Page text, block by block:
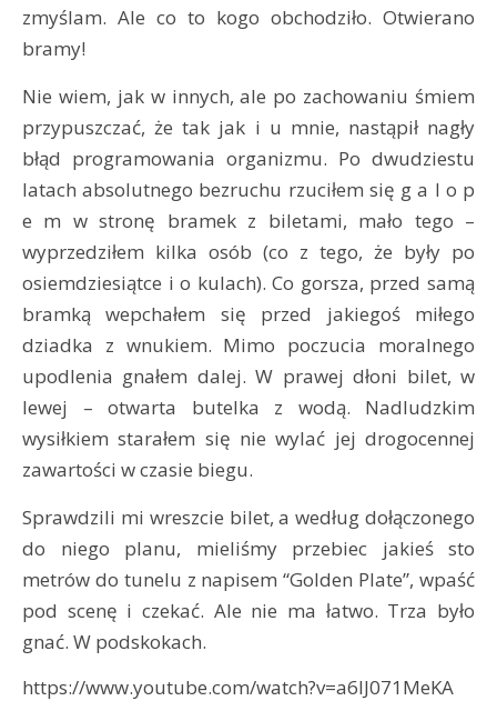
zmyślam. Ale co to kogo obchodziło. Otwierano
bramy!
Nie wiem, jak w innych, ale po zachowaniu śmiem
przypuszczać, że tak jak i u mnie, nastąpił nagły
błąd programowania organizmu. Po dwudziestu
latach absolutnego bezruchu rzuciłem się g a l o p
e m w stronę bramek z biletami, mało tego –
wyprzedziłem kilka osób (co z tego, że były po
osiemdziesiątce i o kulach). Co gorsza, przed samą
bramką wepchałem się przed jakiegoś miłego
dziadka z wnukiem. Mimo poczucia moralnego
upodlenia gnałem dalej. W prawej dłoni bilet, w
lewej – otwarta butelka z wodą. Nadludzkim
wysiłkiem starałem się nie wylać jej drogocennej
zawartości w czasie biegu.
Sprawdzili mi wreszcie bilet, a według dołączonego
do niego planu, mieliśmy przebiec jakieś sto
metrów do tunelu z napisem “Golden Plate”, wpaść
pod scenę i czekać. Ale nie ma łatwo. Trza było
gnać. W podskokach.
https://www.youtube.com/watch?v=a6lJ071MeKA